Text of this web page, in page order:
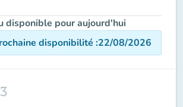
disponible pour aujourd'hui
disponibilité :22/08/2026